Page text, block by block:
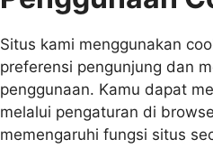
Situs kami menggunakan
preferensi pengunjung dan
penggunaan. Kamu dapat
melalui pengaturan di
memengaruhi fungsi situs